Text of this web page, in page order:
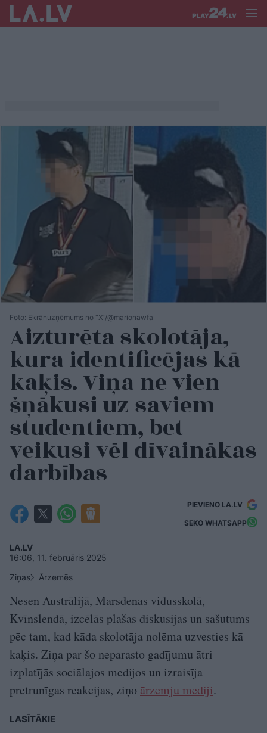
Foto: Ekrānuzņēmums no “X”/@marionawfa
Aizturēta skolotāja,
kura identificējas kā
kaķis. Viņa ne vien
šņākusi uz saviem
studentiem, bet
veikusi vēl dīvainākas
darbības
PIEVIENO LA.LV
SEKO WHATSAPP
LA.LV
16:06, 11. februāris 2025
Ziņas
Ārzemēs
Nesen Austrālijā, Marsdenas vidusskolā,
Kvīnslendā, izcēlās plašas diskusijas un sašutums
pēc tam, kad kāda skolotāja nolēma uzvesties kā
kaķis. Ziņa par šo neparasto gadījumu ātri
izplatījās sociālajos medijos un izraisīja
pretrunīgas reakcijas, ziņo ārzemju mediji.
LASĪTĀKIE